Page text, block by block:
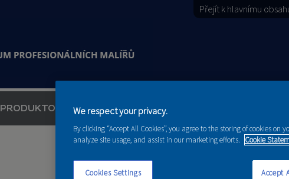
Přejít k hlavnímu
PRODUKTOVÉ NOVINKY PORADENSTVÍ
We respect your privacy.
By clicking “Accept All Cookies”, you agree to the storing of cookies
analyze site usage, and assist in our marketing efforts. Cookie
Cookies Settings Accept